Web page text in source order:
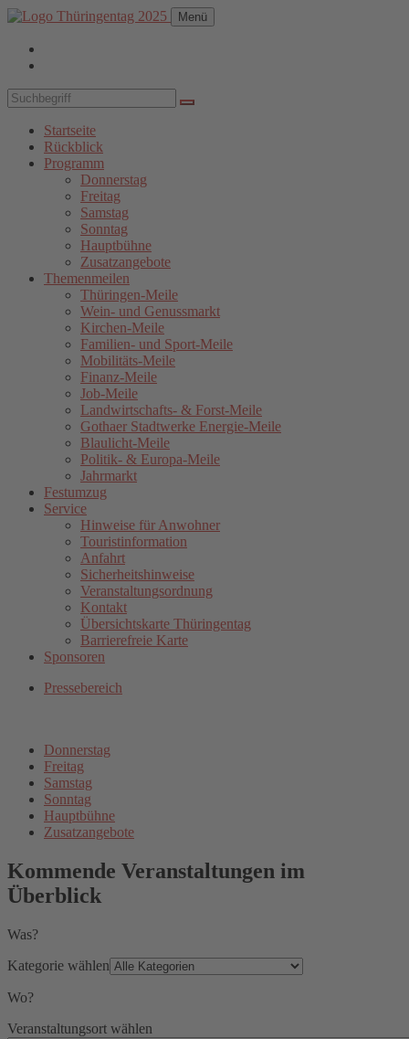
Menü
Startseite
Rückblick
Programm
Donnerstag
Freitag
Samstag
Sonntag
Hauptbühne
Zusatzangebote
Themenmeilen
Thüringen-Meile
Wein- und Genussmarkt
Kirchen-Meile
Familien- und Sport-Meile
Mobilitäts-Meile
Finanz-Meile
Job-Meile
Landwirtschafts- & Forst-Meile
Gothaer Stadtwerke Energie-Meile
Blaulicht-Meile
Politik- & Europa-Meile
Jahrmarkt
Festumzug
Service
Hinweise für Anwohner
Touristinformation
Anfahrt
Sicherheitshinweise
Veranstaltungsordnung
Kontakt
Übersichtskarte Thüringentag
Barrierefreie Karte
Sponsoren
Pressebereich
Donnerstag
Freitag
Samstag
Sonntag
Hauptbühne
Zusatzangebote
Kommende Veranstaltungen im
Überblick
Was?
Kategorie wählen
Wo?
Veranstaltungsort wählen